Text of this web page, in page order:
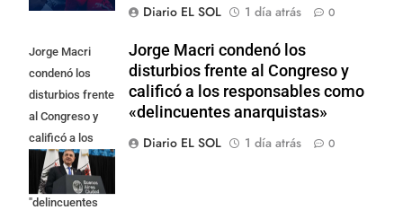
Diario EL SOL
1 día atrás 0
Jorge Macri
condenó los
disturbios frente
al Congreso y
calificó a los
responsables
como
"delincuentes
Jorge Macri condenó los
disturbios frente al Congreso y
calificó a los responsables como
«delincuentes anarquistas»
Diario EL SOL
1 día atrás 0